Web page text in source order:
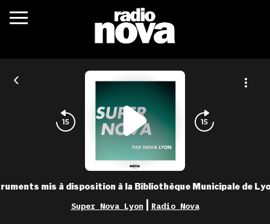
c’était quoi ?
podcasts
nova aime
les grilles
mis à disposition à la Bibliothèque Municipale de
Super Nova Lyon Radio Nova